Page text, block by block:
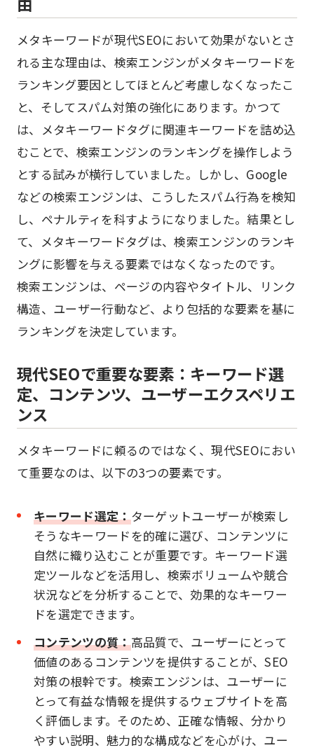
メタキーワードが現代SEOにおいて効果がないとさ
れる主な理由は、検索エンジンがメタキーワードを
ランキング要因としてほとんど考慮しなくなったこ
と、そしてスパム対策の強化にあります。かつて
は、メタキーワードタグに関連キーワードを詰め込
むことで、検索エンジンのランキングを操作しよう
とする試みが横行していました。しかし、Google
などの検索エンジンは、こうしたスパム行為を検知
し、ペナルティを科すようになりました。結果とし
て、メタキーワードタグは、検索エンジンのランキ
ングに影響を与える要素ではなくなったのです。
検索エンジンは、ページの内容やタイトル、リンク
構造、ユーザー行動など、より包括的な要素を基に
ランキングを決定しています。
現代SEOで重要な要素：キーワード選
定、コンテンツ、ユーザーエクスペリエ
ンス
メタキーワードに頼るのではなく、現代SEOにおい
て重要なのは、以下の3つの要素です。
キーワード選定：ターゲットユーザーが検索し
そうなキーワードを的確に選び、コンテンツに
自然に織り込むことが重要です。キーワード選
定ツールなどを活用し、検索ボリュームや競合
状況などを分析することで、効果的なキーワー
ドを選定できます。
コンテンツの質：高品質で、ユーザーにとって
価値のあるコンテンツを提供することが、SEO
対策の根幹です。検索エンジンは、ユーザーに
とって有益な情報を提供するウェブサイトを高
く評価します。そのため、正確な情報、分かり
やすい説明、魅力的な構成などを心がけ、ユー